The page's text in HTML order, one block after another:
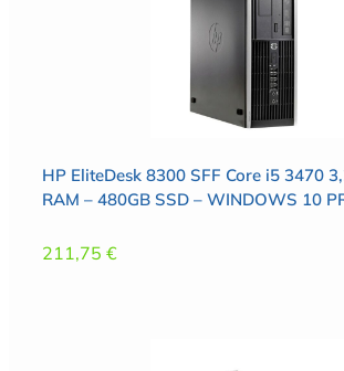
HP EliteDesk 8300 SFF Core i5 3470
RAM – 480GB SSD – WINDOWS 10
211,75 €